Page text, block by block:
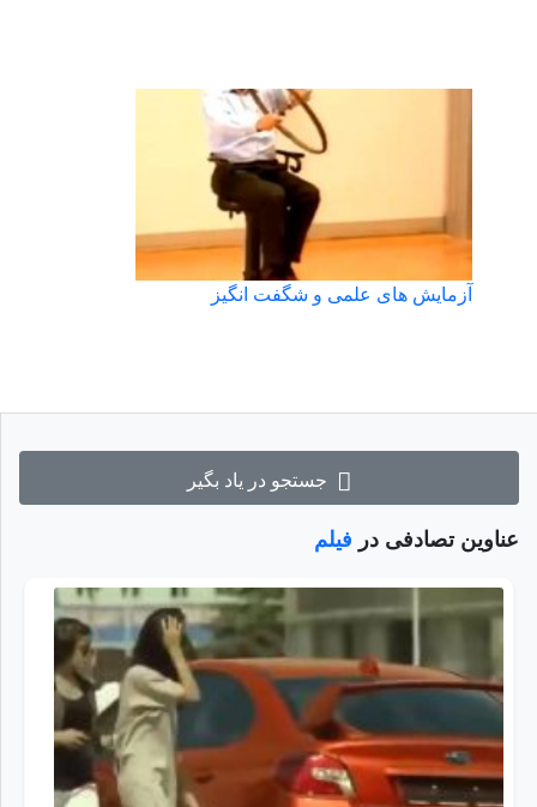
جستجو در یاد بگیر
عناوین تصادفی در فیلم
آزمایش های علمی و شگفت انگیز